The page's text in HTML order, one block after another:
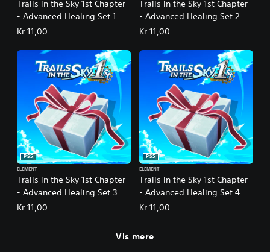
Trails in the Sky 1st Chapter
- Advanced Healing Set 1
Kr 11,00
Trails in the Sky 1st Chapter
- Advanced Healing Set 2
Kr 11,00
Trails in the Sky 1st Chapter
- Advanced Healing Set 3
PS5
ELEMENT
Kr 11,00
Trails in the Sky 1st Chapter
- Advanced Healing Set 4
PS5
ELEMENT
Kr 11,00
Vis mere